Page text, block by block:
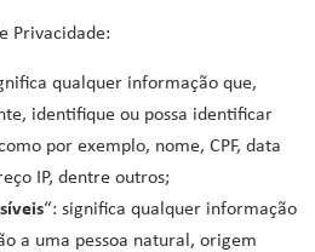
Privacidade:
qualquer informação que,
identifique ou possa identificar
por exemplo, nome, CPF, data
IP, dentre outros;
“: significa qualquer informação
a uma pessoa natural, origem